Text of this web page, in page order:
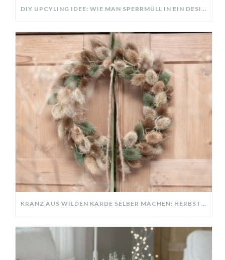
DIY UPCYLING IDEE: WIE MAN SPERRMÜLL IN EIN DESIGNER TEIL VERWANDELT
KRANZ AUS WILDEN KARDE SELBER MACHEN: HERBSTDEKO GANZ EINFACH